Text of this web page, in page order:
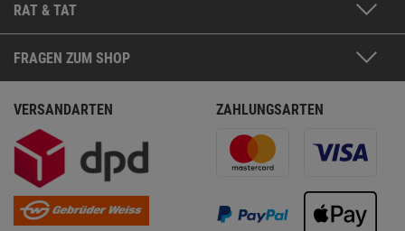
RAT & TAT
FRAGEN ZUM SHOP
VERSANDARTEN ZAHLUNGSARTEN